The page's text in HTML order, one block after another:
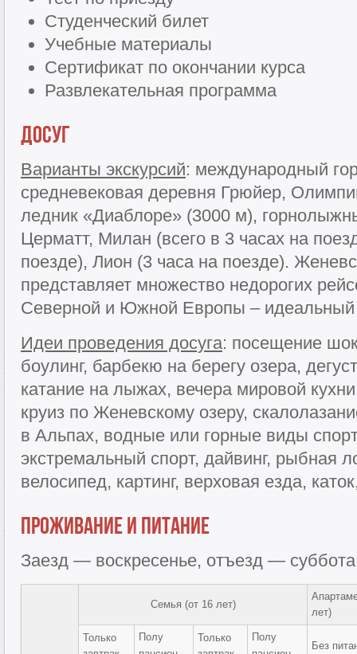
Студенческий билет
Учебные материалы
Сертификат по окончании курса
Развлекательная программа
Досуг
Варианты экскурсий: международный
средневековая деревня Грюйер,
ледник «Диаблоре» (3000 м),
Церматт, Милан (всего в 3 часах на
поезде), Лион (3 часа на поезде).
представляет множество недорогих
Северной и Южной Европы –
Идеи проведения досуга: посещение
боулинг, барбекю на берегу озера,
катание на лыжах, вечера мировой
круиз по Женевскому озеру,
в Альпах, водные или горные виды
экстремальный спорт, дайвинг, рыбная
велосипед, картинг, верховая езда,
Проживание и питание
Заезд — воскресенье, отъезд —
Семья (от 16 лет)
лет)
Только
Полу
Только
Полу
Без